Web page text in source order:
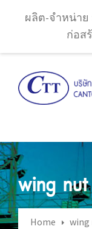
ผลิต-จำหน่าย
ก่อส
wing nut
Home wing